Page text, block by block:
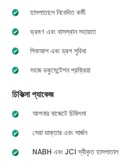
হাসপাতালে নিবেদিত কর্মী
ভ্রমণ এবং বাসস্থান সহায়তা
পিকআপ এবং ড্রপ সুবিধা
সহজ ডকুমেন্টেশন প্রক্রিয়া
চিকিত্সা প্যাকেজ
আপনার বাজেটে চিকিৎসা
সেরা ডাক্তার এবং সার্জন
NABH এবং JCI স্বীকৃত হাসপাতাল